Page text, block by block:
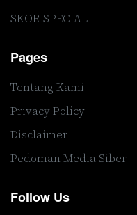
SKOR SPECIAL
Pages
Tentang Kami
Privacy Policy
Disclaimer
Pedoman Media Siber
Follow Us